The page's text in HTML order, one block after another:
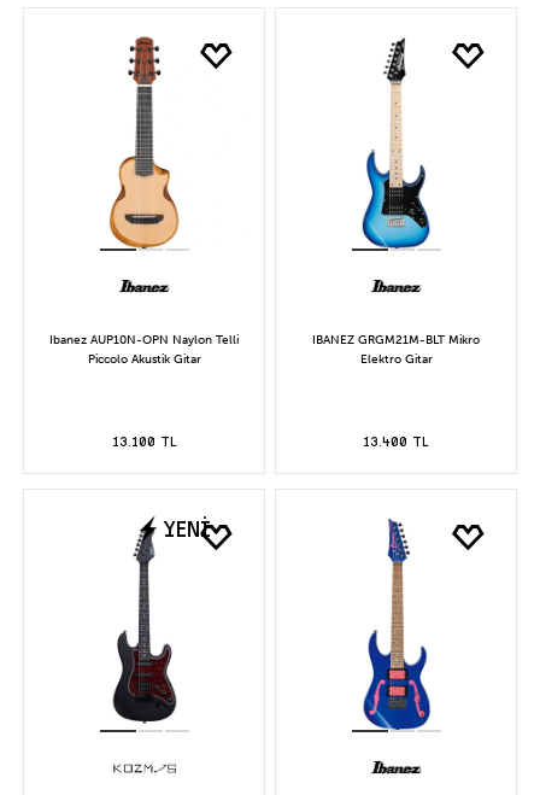
Ibanez AUP10N-OPN Naylon Telli
Piccolo Akustik Gitar
13.100 TL
IBANEZ GRGM21M-BLT Mikro
Elektro Gitar
13.400 TL
YENİ